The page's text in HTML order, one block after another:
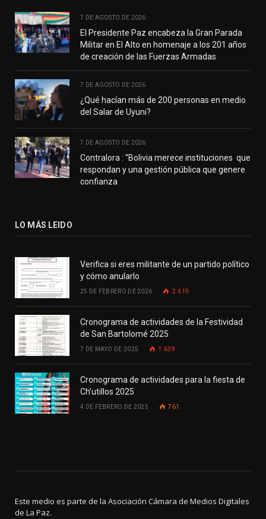
7 DE AGOSTO DE 2026
El Presidente Paz encabeza la Gran Parada
Militar en El Alto en homenaje a los 201 años
de creación de las Fuerzas Armadas
7 DE AGOSTO DE 2026
¿Qué hacían más de 200 personas en medio
del Salar de Uyuni?
7 DE AGOSTO DE 2026
Contralora : “Bolivia merece instituciones que
respondan y una gestión pública que genere
confianza
LO MÁS LEIDO
Verifica si eres militante de un partido político
y cómo anularlo
25 DE FEBRERO DE 2026 2.619
Cronograma de actividades de la Festividad
de San Bartolomé 2025
7 DE MAYO DE 2025 1.639
Cronograma de actividades para la fiesta de
Ch’utillos 2025
4 DE FEBRERO DE 2025 761
Este medio es parte de la Asociación Cámara de Medios Digitales
de La Paz.